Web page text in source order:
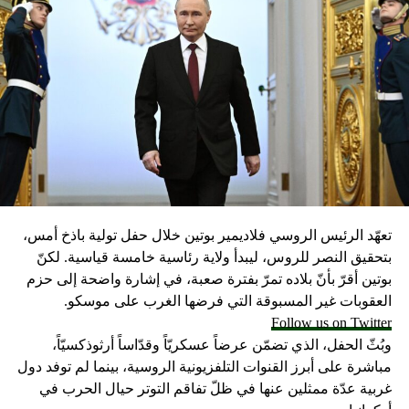
الكلفة على الدولة اللبنانية».
واوضح انه «في ما يخصّ ملف المعامل العائمة، عدنا إلى نقطة
الصفر وتمّ التجديد لسفن الطاقة الموجودة حالياً في لبنان لمدة
٣ سنوات، ما يثبت أيضاً أنّ كل المناورات السابقة كان هدفها
عدم تأمين الكهرباء قبل الانتخابات».
وقال: «فاوضنا بشأن المعامل العائمة وحصلنا على تخفيض في
الأسعار للسنوات الثلاث القادمة وعلى 200 ميغاوات مجانية».
الجمهورية
RELATED TOPICS:
UP
حوثية في مأرب.. قتلى مدنيون في سوق شعبي
DON'T MISS
ماذا حصل في جبيل صباحاً؟!
تعهّد الرئيس الروسي فلاديمير بوتين خلال حفل تولية باذخ أمس،
بتحقيق النصر للروس، ليبدأ ولاية رئاسية خامسة قياسية. لكنّ
بوتين أقرّ بأنّ بلاده تمرّ بفترة صعبة، في إشارة واضحة إلى حزم
العقوبات غير المسبوقة التي فرضها الغرب على موسكو.
Follow us on Twitter
وبُثّ الحفل، الذي تضمّن عرضاً عسكريّاً وقدّاساً أرثوذكسيّاً،
مباشرة على أبرز القنوات التلفزيونية الروسية، بينما لم توفد دول
غربية عدّة ممثلين عنها في ظلّ تفاقم التوتر حيال الحرب في